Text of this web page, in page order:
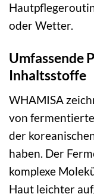
oder Wetter.
Umfassende
Inhaltsstoffe
WHAMISA
von
der
haben. Der
komplexe
Haut leichter